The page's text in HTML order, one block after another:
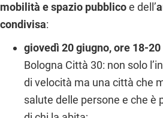
mobilità e spazio pubblicoe dell’
condivisa:
giovedì 20 giugno, ore 18-20
Bologna Città 30: non solo
di velocità ma una città che
salute delle persone e che è